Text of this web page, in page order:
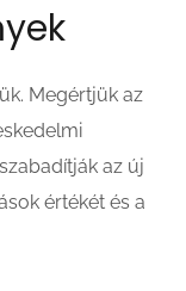
Megértjük az
az új
értékét és a